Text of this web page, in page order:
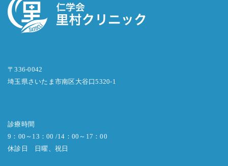
〒336-0042
埼玉県さいたま市南区大谷口5320-1
診療時間
9：00～13：00 /14：00～17：00
休診日 日曜、祝日